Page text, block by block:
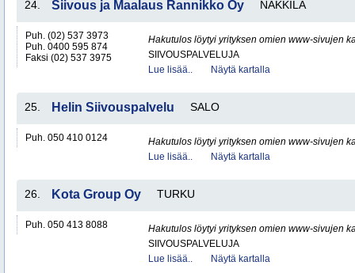
24. Siivous ja Maalaus Rannikko Oy NAKKILA
Puh. (02) 537 3973
Puh. 0400 595 874
Faksi (02) 537 3975
Hakutulos löytyi yrityksen omien www-sivujen
SIIVOUSPALVELUJA
Lue lisää..
Näytä kartalla
25. Helin Siivouspalvelu SALO
Puh. 050 410 0124
Hakutulos löytyi yrityksen omien www-sivujen
Lue lisää..
Näytä kartalla
26. Kota Group Oy TURKU
Puh. 050 413 8088
Hakutulos löytyi yrityksen omien www-sivujen
SIIVOUSPALVELUJA
Lue lisää..
Näytä kartalla